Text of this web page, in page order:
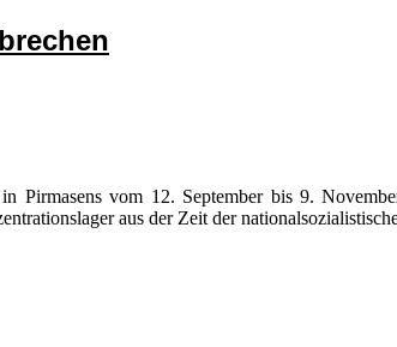
vom 12. September bis 9.
aus der Zeit der